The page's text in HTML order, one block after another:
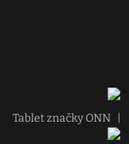
Tablet značky ONN